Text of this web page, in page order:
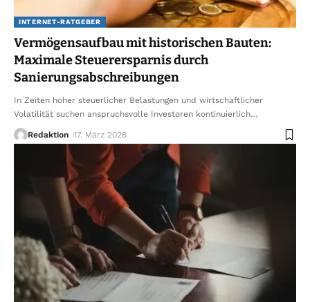
INTERNET-RATGEBER
Vermögensaufbau mit historischen Bauten:
Maximale Steuerersparnis durch
Sanierungsabschreibungen
In Zeiten hoher steuerlicher Belastungen und wirtschaftlicher
Volatilität suchen anspruchsvolle Investoren kontinuierlich…
Redaktion 17. März 2026